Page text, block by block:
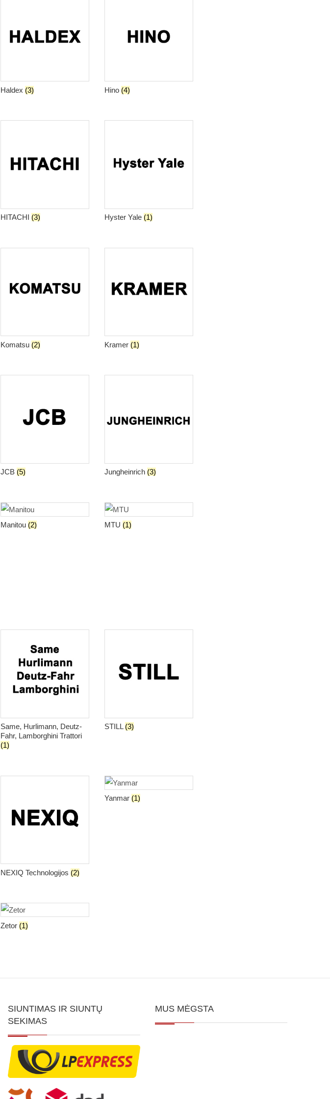
Haldex (3) Hino (4)
HITACHI (3) Hyster Yale (1)
Komatsu (2) Kramer (1)
JCB (5) Jungheinrich (3)
Manitou (2) MTU (1)
Same, Hurlimann, Deutz-
Fahr, Lamborghini Trattori
(1)
STILL (3)
NEXIQ Technologijos (2)
Yanmar (1)
Zetor (1)
SIUNTIMAS IR SIUNTŲ
SEKIMAS
MUS MĖGSTA